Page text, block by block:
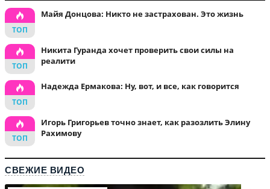
Майя Донцова: Никто не застрахован. Это жизнь
Никита Гуранда хочет проверить свои силы на
реалити
Надежда Ермакова: Ну, вот, и все, как говорится
Игорь Григорьев точно знает, как разозлить Элину
Рахимову
СВЕЖИЕ ВИДЕО